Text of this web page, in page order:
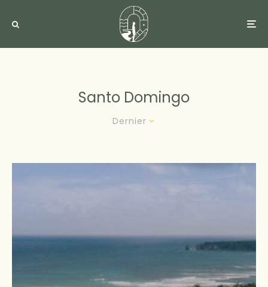
Santo Domingo
Dernier